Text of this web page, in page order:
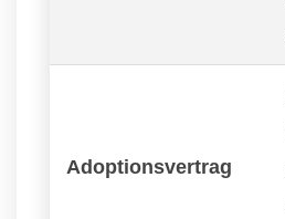
Adoptionsvertrag